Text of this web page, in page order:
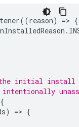
((reason) => {
.
initial install
{
) => {